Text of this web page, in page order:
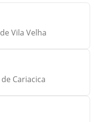
Vila Velha
Cariacica